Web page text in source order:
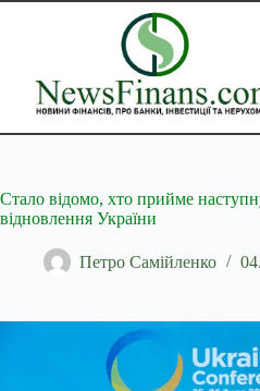
Перейти
Стало відомо, хто прийме
відновлення України
Петро Самійленко